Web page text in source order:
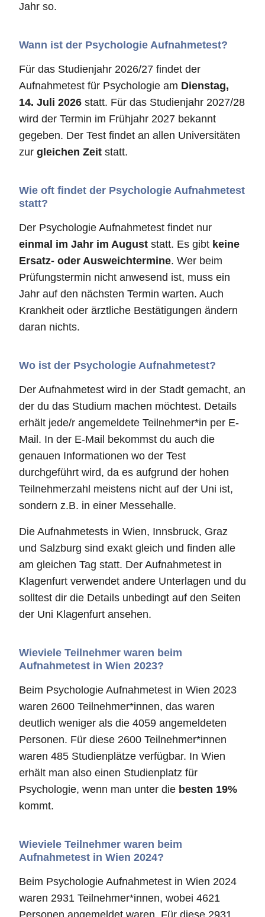
Jahr so.
Wann ist der Psychologie Aufnahmetest?
Für das Studienjahr 2026/27 findet der
Aufnahmetest für Psychologie am Dienstag,
14. Juli 2026 statt. Für das Studienjahr 2027/28
wird der Termin im Frühjahr 2027 bekannt
gegeben. Der Test findet an allen Universitäten
zur gleichen Zeit statt.
Wie oft findet der Psychologie Aufnahmetest
statt?
Der Psychologie Aufnahmetest findet nur
einmal im Jahr im August statt. Es gibt keine
Ersatz- oder Ausweichtermine. Wer beim
Prüfungstermin nicht anwesend ist, muss ein
Jahr auf den nächsten Termin warten. Auch
Krankheit oder ärztliche Bestätigungen ändern
daran nichts.
Wo ist der Psychologie Aufnahmetest?
Der Aufnahmetest wird in der Stadt gemacht, an
der du das Studium machen möchtest. Details
erhält jede/r angemeldete Teilnehmer*in per E-
Mail. In der E-Mail bekommst du auch die
genauen Informationen wo der Test
durchgeführt wird, da es aufgrund der hohen
Teilnehmerzahl meistens nicht auf der Uni ist,
sondern z.B. in einer Messehalle.
Die Aufnahmetests in Wien, Innsbruck, Graz
und Salzburg sind exakt gleich und finden alle
am gleichen Tag statt. Der Aufnahmetest in
Klagenfurt verwendet andere Unterlagen und du
solltest dir die Details unbedingt auf den Seiten
der Uni Klagenfurt ansehen.
Wieviele Teilnehmer waren beim
Aufnahmetest in Wien 2023?
Beim Psychologie Aufnahmetest in Wien 2023
waren 2600 Teilnehmer*innen, das waren
deutlich weniger als die 4059 angemeldeten
Personen. Für diese 2600 Teilnehmer*innen
waren 485 Studienplätze verfügbar. In Wien
erhält man also einen Studienplatz für
Psychologie, wenn man unter die besten 19%
kommt.
Wieviele Teilnehmer waren beim
Aufnahmetest in Wien 2024?
Beim Psychologie Aufnahmetest in Wien 2024
waren 2931 Teilnehmer*innen, wobei 4621